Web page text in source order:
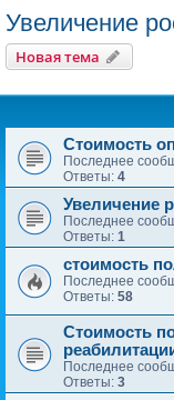
Увеличение
Новая тема
Стоимость
Последнее
Ответы: 4
Увеличение
Последнее
Ответы: 1
стоимость
Последнее
Ответы: 58
Стоимость
Последнее
Ответы: 3